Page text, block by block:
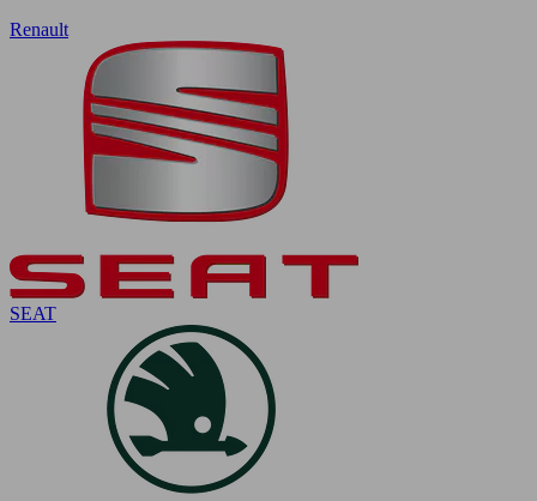
Renault
SEAT